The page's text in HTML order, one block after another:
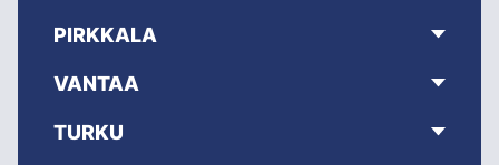
PIRKKALA
VANTAA
TURKU